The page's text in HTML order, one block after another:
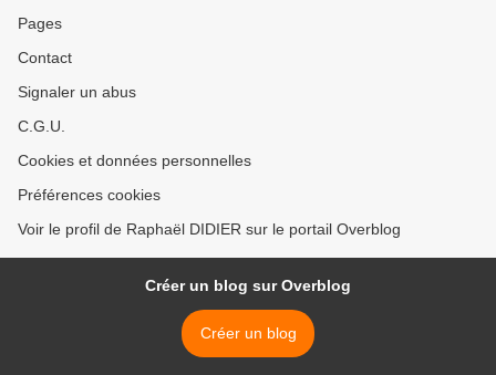
Pages
Contact
Signaler un abus
C.G.U.
Cookies et données personnelles
Préférences cookies
Voir le profil de Raphaël DIDIER sur le portail Overblog
Créer un blog sur Overblog
Créer un blog